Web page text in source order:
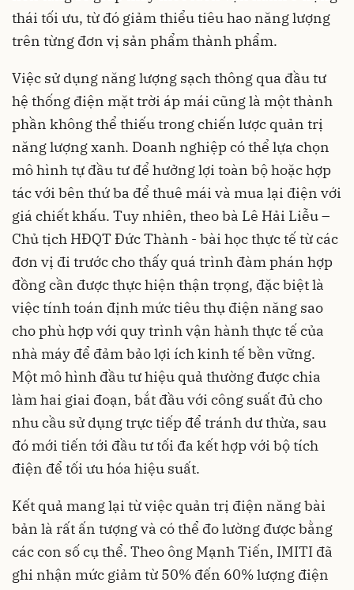
thái tối ưu, từ đó giảm thiểu tiêu hao năng lượng
trên từng đơn vị sản phẩm thành phẩm.
Việc sử dụng năng lượng sạch thông qua đầu tư
hệ thống điện mặt trời áp mái cũng là một thành
phần không thể thiếu trong chiến lược quản trị
năng lượng xanh. Doanh nghiệp có thể lựa chọn
mô hình tự đầu tư để hưởng lợi toàn bộ hoặc hợp
tác với bên thứ ba để thuê mái và mua lại điện với
giá chiết khấu. Tuy nhiên, theo bà Lê Hải Liễu –
Chủ tịch HĐQT Đức Thành - bài học thực tế từ các
đơn vị đi trước cho thấy quá trình đàm phán hợp
đồng cần được thực hiện thận trọng, đặc biệt là
việc tính toán định mức tiêu thụ điện năng sao
cho phù hợp với quy trình vận hành thực tế của
nhà máy để đảm bảo lợi ích kinh tế bền vững.
Một mô hình đầu tư hiệu quả thường được chia
làm hai giai đoạn, bắt đầu với công suất đủ cho
nhu cầu sử dụng trực tiếp để tránh dư thừa, sau
đó mới tiến tới đầu tư tối đa kết hợp với bộ tích
điện để tối ưu hóa hiệu suất.
Kết quả mang lại từ việc quản trị điện năng bài
bản là rất ấn tượng và có thể đo lường được bằng
các con số cụ thể. Theo ông Mạnh Tiến, IMITI đã
ghi nhận mức giảm từ 50% đến 60% lượng điện